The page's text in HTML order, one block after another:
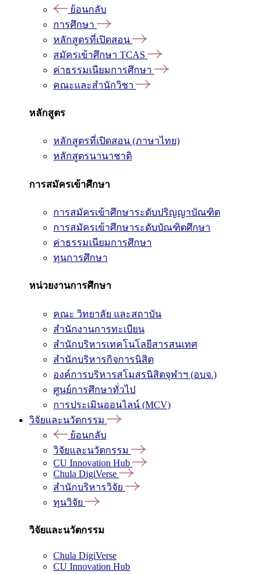
ย้อนกลับ
การศึกษา
หลักสูตรที่เปิดสอน
สมัครเข้าศึกษา TCAS
ค่าธรรมเนียมการศึกษา
คณะและสำนักวิชา
หลักสูตร
หลักสูตรที่เปิดสอน (ภาษาไทย)
หลักสูตรนานาชาติ
การสมัครเข้าศึกษา
การสมัครเข้าศึกษาระดับปริญญาบัณฑิต
การสมัครเข้าศึกษาระดับบัณฑิตศึกษา
ค่าธรรมเนียมการศึกษา
ทุนการศึกษา
หน่วยงานการศึกษา
คณะ วิทยาลัย และสถาบัน
สำนักงานการทะเบียน
สำนักบริหารเทคโนโลยีสารสนเทศ
สำนักบริหารกิจการนิสิต
องค์การบริหารสโมสรนิสิตจุฬาฯ (อบจ.)
ศูนย์การศึกษาทั่วไป
การประเมินออนไลน์ (MCV)
วิจัยและนวัตกรรม
ย้อนกลับ
วิจัยและนวัตกรรม
CU Innovation Hub
Chula DigiVerse
สำนักบริหารวิจัย
ทุนวิจัย
วิจัยและนวัตกรรม
Chula DigiVerse
CU Innovation Hub